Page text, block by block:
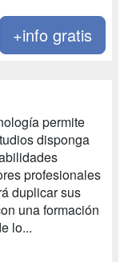
+info gratis
permite
disponga
profesionales
duplicar sus
una formación
lo...